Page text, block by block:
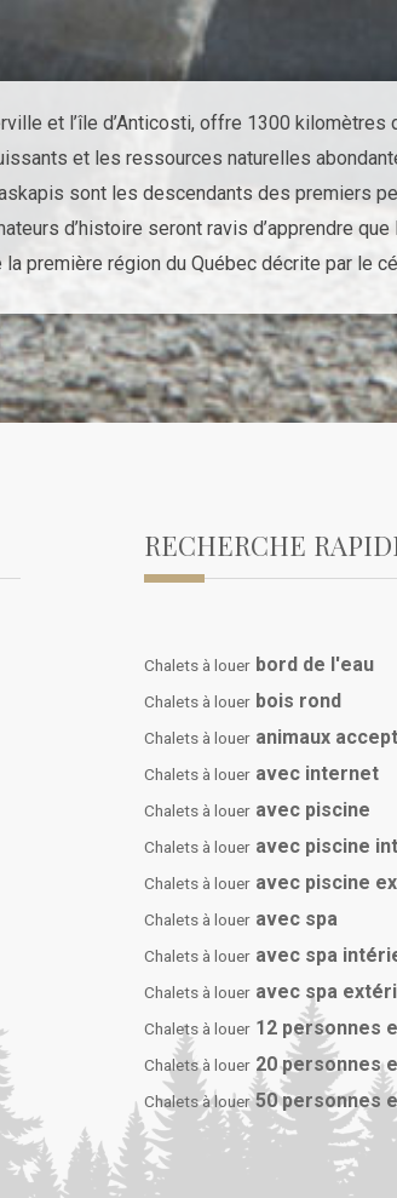
et l’île d’Anticosti, offre 1300 kilomètres
et les ressources naturelles
sont les descendants des premiers
d’histoire seront ravis d’apprendre
première région du Québec décrite par le
RECHERCHE
Chalets à louer bord de l'eau
Chalets à louer bois rond
Chalets à louer animaux
Chalets à louer avec internet
Chalets à louer avec piscine
Chalets à louer avec piscine
Chalets à louer avec piscine
Chalets à louer avec spa
Chalets à louer avec spa
Chalets à louer avec spa
Chalets à louer 12 personnes
Chalets à louer 20 personnes
Chalets à louer 50 personnes